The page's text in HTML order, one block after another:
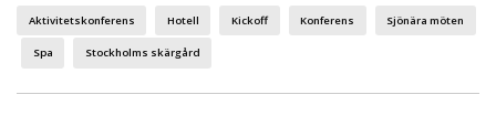
Aktivitetskonferens Hotell Kickoff Konferens Sjönära möten
Spa Stockholms skärgård